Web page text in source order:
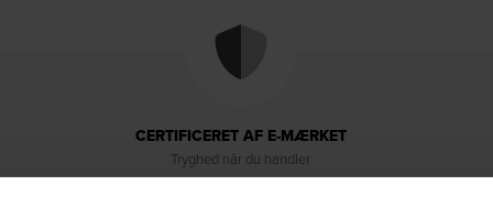
CERTIFICERET AF E-MÆRKET
Tryghed når du handler